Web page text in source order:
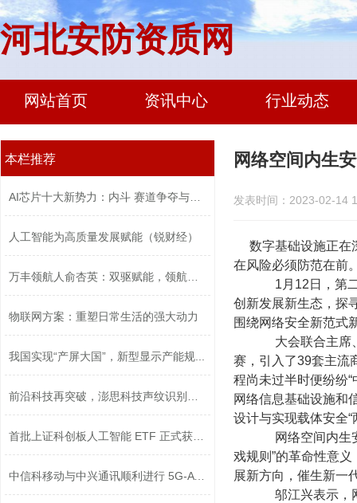
河北安防资质网
网站首页 资讯中心 行业动态
本栏推荐
人工智能为高质量发展赋能（锐财经）
物联网方案：重塑日常生活的强大动力
我国实现“产屏大国”，新型显示产能规...
中信科移动与中兴通讯顺利进行 5G-A 技...
网络空间内生
发表时间：2023-02-14
数字基础设施正在
在风险必须防范在前
1月12日，第二
创新发展新生态，探
围绕网络安全新范式
大会联合主席、
赛，引入了39套主流
程尚未过半时便纷纷
网络信息基础设施和
设计与实现载体安全
网络空间内生安
戏规则”的革命性意
展新方向，催生新一
邬江兴表示，网